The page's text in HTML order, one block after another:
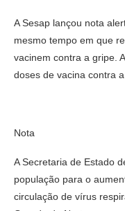
A Sesap lançou nota
mesmo tempo em que
vacinem contra a gripe.
doses de vacina contra
Nota
A Secretaria de Estado
população para o
circulação de vírus